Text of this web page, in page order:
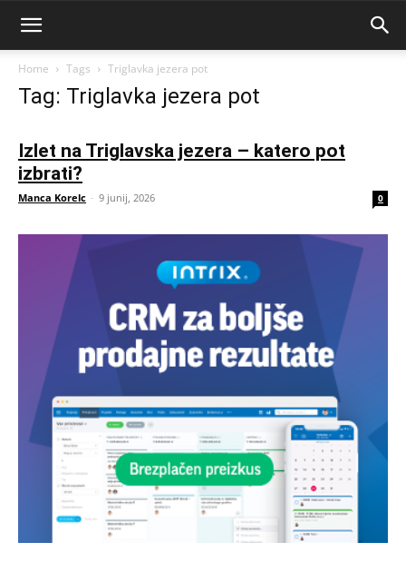
Home Tags Triglavka jezera pot
Tag: Triglavka jezera pot
Izlet na Triglavska jezera – katero pot
izbrati?
Manca Korelc - 9 junij, 2026 0